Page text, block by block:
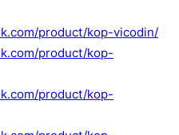
product/kop-vicodin/
product/kop-
product/kop-